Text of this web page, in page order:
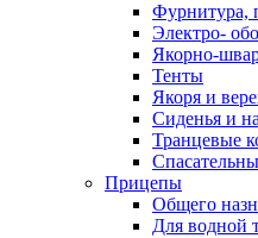
Фурнитура,
Электро-
Якорно-
Тенты
Якоря и
Сиденья и
Транцевые
Прицепы
Общего
Для водной